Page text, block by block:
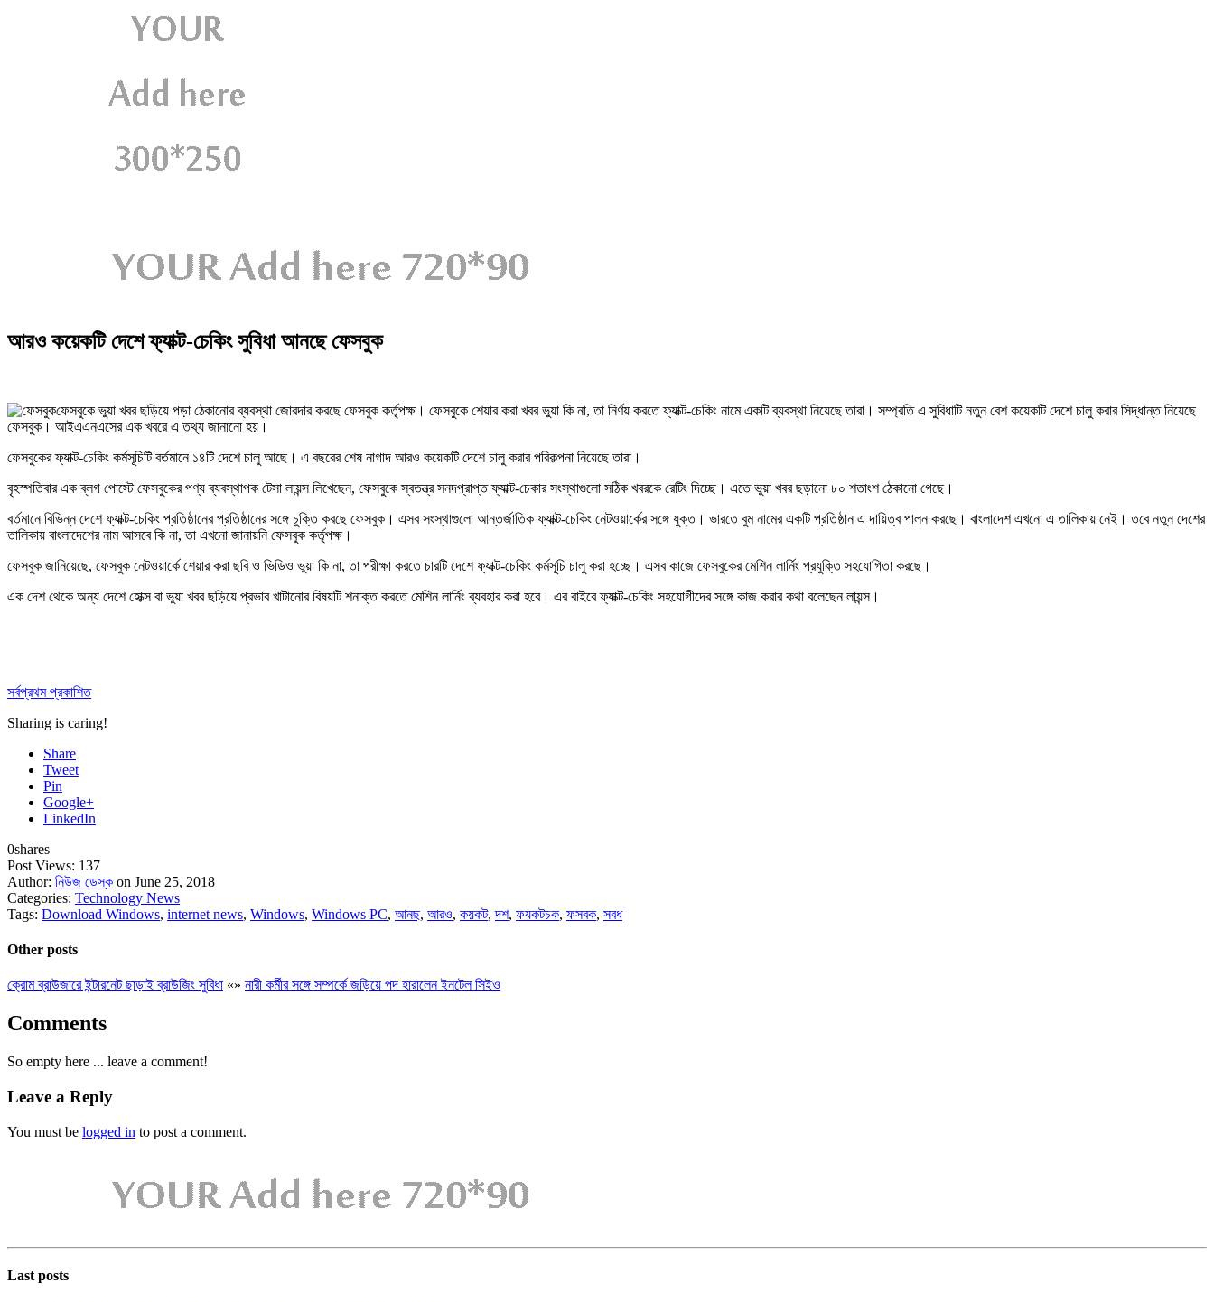
আরও কয়েকটি দেশে ফ্যাক্ট-চেকিং সুবিধা আনছে ফেসবুক
ফেসবুকে ভুয়া খবর ছড়িয়ে পড়া ঠেকানোর ব্যবস্থা জোরদার করছে ফেসবুক কর্তৃপক্ষ। ফেসবুকে শেয়ার করা খবর ভুয়া কি না, তা নির্ণয় করতে ফ্যাক্ট-চেকিং নামে একটি ব্যবস্থা নিয়েছে তারা। সম্প্রতি এ সুবিধাটি নতুন বেশ কয়েকটি দেশে চালু করার সিদ্ধান্ত নিয়েছে
ফেসবুক। আইএএনএসের এক খবরে এ তথ্য জানানো হয়।
ফেসবুকের ফ্যাক্ট-চেকিং কর্মসূচিটি বর্তমানে ১৪টি দেশে চালু আছে। এ বছরের শেষ নাগাদ আরও কয়েকটি দেশে চালু করার পরিকল্পনা নিয়েছে তারা।
বৃহস্পতিবার এক ব্লগ পোস্টে ফেসবুকের পণ্য ব্যবস্থাপক টেসা লায়ন্স লিখেছেন, ফেসবুকে স্বতন্ত্র সনদপ্রাপ্ত ফ্যাক্ট-চেকার সংস্থাগুলো সঠিক খবরকে রেটিং দিচ্ছে। এতে ভুয়া খবর ছড়ানো ৮০ শতাংশ ঠেকানো গেছে।
বর্তমানে বিভিন্ন দেশে ফ্যাক্ট-চেকিং প্রতিষ্ঠানের প্রতিষ্ঠানের সঙ্গে চুক্তি করছে ফেসবুক। এসব সংস্থাগুলো আন্তর্জাতিক ফ্যাক্ট-চেকিং নেটওয়ার্কের সঙ্গে যুক্ত। ভারতে বুম নামের একটি প্রতিষ্ঠান এ দায়িত্ব পালন করছে। বাংলাদেশ এখনো এ তালিকায় নেই। তবে নতুন দেশের
তালিকায় বাংলাদেশের নাম আসবে কি না, তা এখনো জানায়নি ফেসবুক কর্তৃপক্ষ।
ফেসবুক জানিয়েছে, ফেসবুক নেটওয়ার্কে শেয়ার করা ছবি ও ভিডিও ভুয়া কি না, তা পরীক্ষা করতে চারটি দেশে ফ্যাক্ট-চেকিং কর্মসূচি চালু করা হচ্ছে। এসব কাজে ফেসবুকের মেশিন লার্নিং প্রযুক্তি সহযোগিতা করছে।
এক দেশ থেকে অন্য দেশে হোক্স বা ভুয়া খবর ছড়িয়ে প্রভাব খাটানোর বিষয়টি শনাক্ত করতে মেশিন লার্নিং ব্যবহার করা হবে। এর বাইরে ফ্যাক্ট-চেকিং সহযোগীদের সঙ্গে কাজ করার কথা বলেছেন লায়ন্স।
সর্বপ্রথম প্রকাশিত
Sharing is caring!
Share
Tweet
Pin
Google+
LinkedIn
0shares
Post Views: 137
Author: নিউজ ডেস্ক on June 25, 2018
Categories: Technology News
Tags: Download Windows, internet news, Windows, Windows PC, আনছ, আরও, কয়কট,দশ, ফযকটচক, ফসবক, সবধ
Other posts
ক্রোম ব্রাউজারে ইন্টারনেট ছাড়াই ব্রাউজিং সুবিধা «» নারী কর্মীর সঙ্গে সম্পর্কে জড়িয়ে পদ হারালেন ইনটেল সিইও
Comments
So empty here ... leave a comment!
Leave a Reply
You must be logged in to post a comment.
Last posts